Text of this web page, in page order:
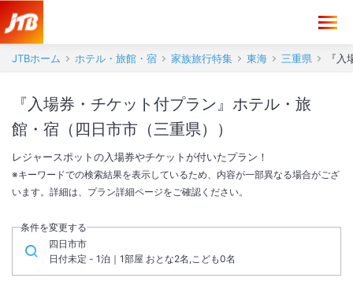
JTBホーム ホテル・旅館・宿 家族旅行特集 東海 三重県 『
『入場券・チケット付プラン』ホテル・旅
館・宿（四日市市（三重県））
レジャースポットの入場券やチケットが付いたプラン！
※キーワードでの検索結果を表示しているため、内容が一部異なる場合がござ
います。詳細は、プラン詳細ページをご確認ください。
条件を変更する
四日市市
日付未定 - 1泊｜1部屋 おとな2名,こども0名